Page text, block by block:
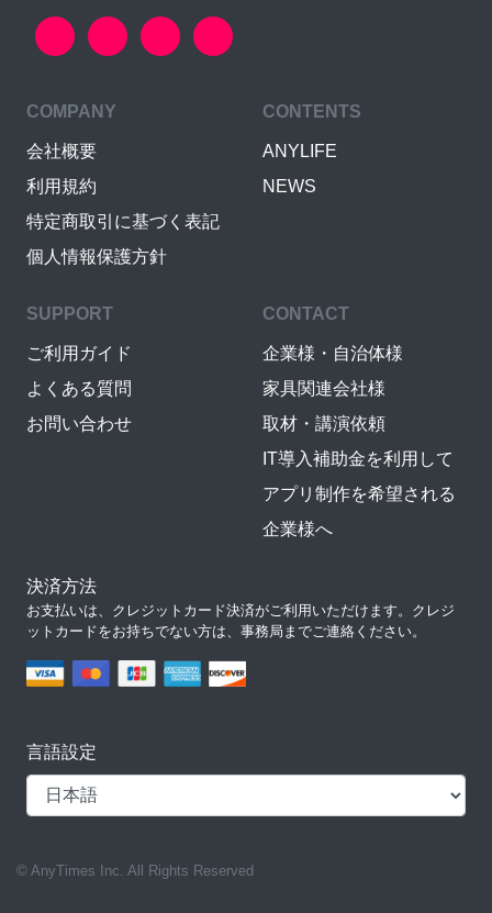
COMPANY
会社概要
利用規約
特定商取引に基づく表記
個人情報保護方針
CONTENTS
ANYLIFE
NEWS
SUPPORT
ご利用ガイド
よくある質問
お問い合わせ
CONTACT
企業様・自治体様
家具関連会社様
取材・講演依頼
IT導入補助金を利用して
アプリ制作を希望される
企業様へ
決済方法
お支払いは、クレジットカード決済がご利用いただけます。クレジ
ットカードをお持ちでない方は、事務局までご連絡ください。
言語設定
© AnyTimes Inc. All Rights Reserved